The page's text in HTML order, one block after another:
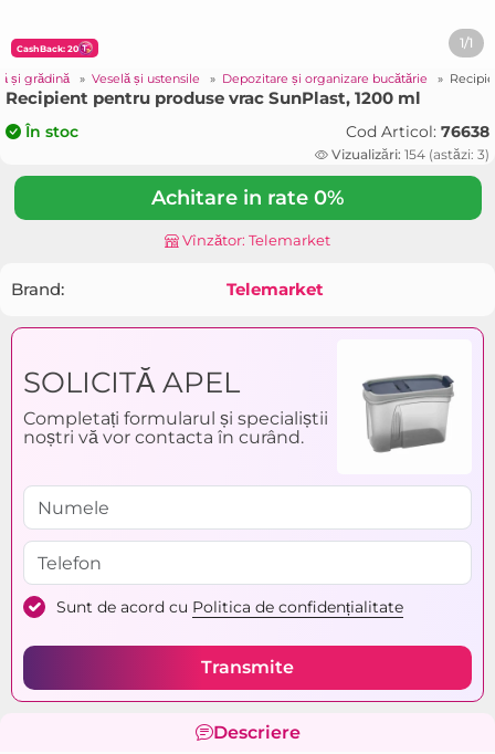
CashBack: 20 1/1
și grădină » Veselă și ustensile » Depozitare și organizare bucătărie »
Recipient pentru produse vrac SunPlast, 1200 ml
În stoc Cod Articol: 76638
Vizualizări: 154 (astăzi: 3)
Achitare in rate 0%
Vînzător: Telemarket
Brand: Telemarket
SOLICITĂ APEL
Completați formularul și specialiștii
noștri vă vor contacta în curând.
Sunt de acord cu Politica de confidențialitate
Transmite
Descriere